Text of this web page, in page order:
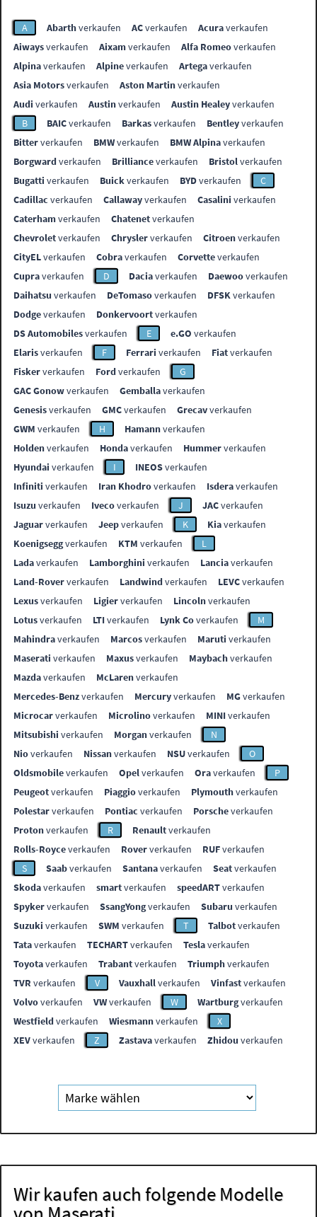
A Abarthverkaufen ACverkaufen Acuraverkaufen
Aiwaysverkaufen Aixamverkaufen Alfa Romeoverkaufen
Alpinaverkaufen Alpineverkaufen Artegaverkaufen
Asia Motorsverkaufen Aston Martinverkaufen
Audi verkaufen Austinverkaufen Austin Healeyverkaufen
B
BAICverkaufen Barkasverkaufen Bentleyverkaufen
Bitterverkaufen BMWverkaufen BMW Alpinaverkaufen
Borgwardverkaufen Brillianceverkaufen Bristolverkaufen
Bugatti verkaufen Buickverkaufen BYDverkaufen
C
Cadillac verkaufen Callawayverkaufen Casalini verkaufen
Caterhamverkaufen Chatenetverkaufen
Chevroletverkaufen Chryslerverkaufen Citroenverkaufen
CityELverkaufen Cobraverkaufen Corvetteverkaufen
Cupraverkaufen D Daciaverkaufen Daewooverkaufen
Daihatsu verkaufen DeTomasoverkaufen DFSKverkaufen
Dodgeverkaufen Donkervoortverkaufen
DS Automobilesverkaufen E e.GO verkaufen
Elarisverkaufen F Ferrari verkaufen Fiatverkaufen
Fiskerverkaufen Fordverkaufen
G
GAC Gonowverkaufen Gemballaverkaufen
Genesisverkaufen GMCverkaufen Grecavverkaufen
GWM verkaufen H Hamannverkaufen
Holdenverkaufen Hondaverkaufen Hummerverkaufen
Hyundai verkaufen I INEOSverkaufen
Infiniti verkaufen Iran Khodroverkaufen Isderaverkaufen
Isuzu verkaufen Ivecoverkaufen J JACverkaufen
Jaguarverkaufen Jeepverkaufen K Kiaverkaufen
Koenigseggverkaufen KTM verkaufen
L
Ladaverkaufen Lamborghini verkaufen Lanciaverkaufen
Land-Roververkaufen Landwindverkaufen LEVCverkaufen
Lexusverkaufen Ligierverkaufen Lincolnverkaufen
Lotusverkaufen LTIverkaufen Lynk Coverkaufen
M
Mahindraverkaufen Marcosverkaufen Maruti verkaufen
Maserati verkaufen Maxusverkaufen Maybachverkaufen
Mazdaverkaufen McLarenverkaufen
Mercedes-Benzverkaufen Mercuryverkaufen MGverkaufen
Microcarverkaufen Microlinoverkaufen MINIverkaufen
Mitsubishi verkaufen Morganverkaufen
N
Nioverkaufen Nissanverkaufen NSUverkaufen
O
Oldsmobileverkaufen Opelverkaufen Oraverkaufen
P
Peugeotverkaufen Piaggioverkaufen Plymouthverkaufen
Polestarverkaufen Pontiac verkaufen Porscheverkaufen
Protonverkaufen R Renaultverkaufen
Rolls-Royceverkaufen Roververkaufen RUFverkaufen
S
Saabverkaufen Santanaverkaufen Seatverkaufen
Skodaverkaufen smartverkaufen speedARTverkaufen
Spykerverkaufen SsangYongverkaufen Subaru verkaufen
Suzuki verkaufen SWM verkaufen T Talbotverkaufen
Tataverkaufen TECHARTverkaufen Teslaverkaufen
Toyotaverkaufen Trabantverkaufen Triumphverkaufen
TVR verkaufen V Vauxhallverkaufen Vinfastverkaufen
Volvoverkaufen VWverkaufen W Wartburgverkaufen
Westfieldverkaufen Wiesmannverkaufen
X
XEVverkaufen Z Zastavaverkaufen Zhidou verkaufen
Wir kaufen auch folgende Modelle